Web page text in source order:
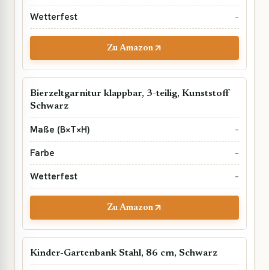
–
Zu Amazon
Bierzeltgarnitur klappbar, 3-teilig, Kunststoff
Schwarz
–
–
–
Zu Amazon
Kinder-Gartenbank Stahl, 86 cm, Schwarz